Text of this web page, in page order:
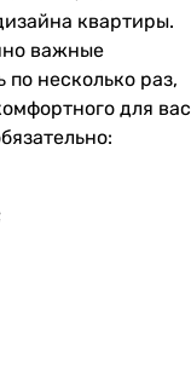
квартиры.
важные
несколько раз,
для вас